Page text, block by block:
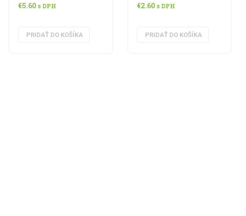
€5.60 s DPH
PRIDAŤ DO KOŠÍKA
€2.60 s DPH
PRIDAŤ DO KOŠÍKA